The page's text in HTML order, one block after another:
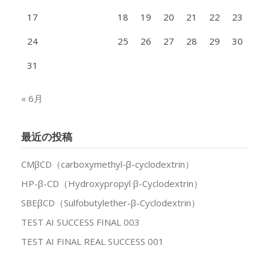
17
18 19 20 21 22
23
24
25 26 27 28 29
30
31
« 6月
最近の投稿
CMβCD（carboxymethyl-β-cyclodextrin）
HP-β-CD（Hydroxypropyl β-Cyclodextrin）
SBEβCD（Sulfobutylether-β-Cyclodextrin）
TEST AI SUCCESS FINAL 003
TEST AI FINAL REAL SUCCESS 001